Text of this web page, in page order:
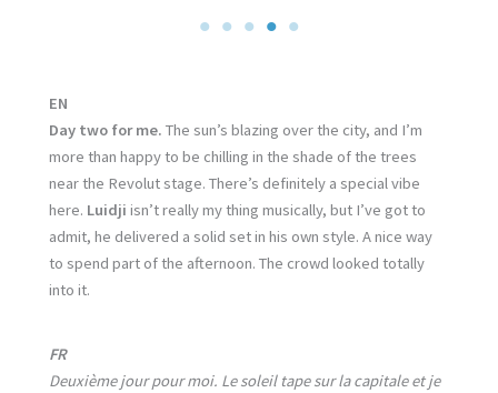
EN
Day two for me. The sun’s blazing over the city, and I’m
more than happy to be chilling in the shade of the trees
near the Revolut stage. There’s definitely a special vibe
here. Luidji isn’t really my thing musically, but I’ve got to
admit, he delivered a solid set in his own style. A nice way
to spend part of the afternoon. The crowd looked totally
into it.
FR
Deuxième jour pour moi. Le soleil tape sur la capitale et je